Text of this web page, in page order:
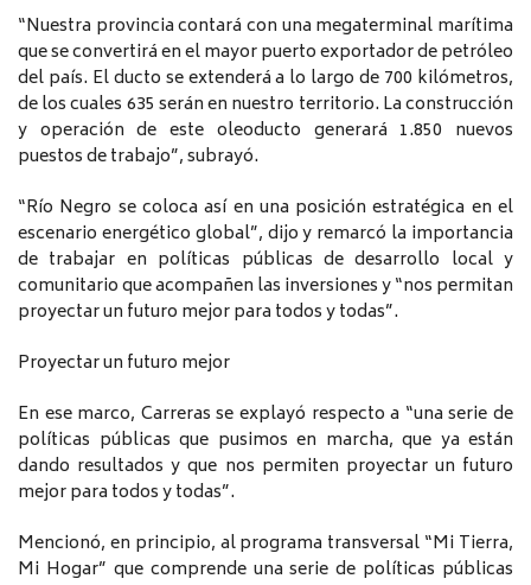
“Nuestra provincia contará con una megaterminal marítima
que se convertirá en el mayor puerto exportador de petróleo
del país. El ducto se extenderá a lo largo de 700 kilómetros,
de los cuales 635 serán en nuestro territorio. La construcción
y operación de este oleoducto generará 1.850 nuevos
puestos de trabajo”, subrayó.
“Río Negro se coloca así en una posición estratégica en el
escenario energético global”, dijo y remarcó la importancia
de trabajar en políticas públicas de desarrollo local y
comunitario que acompañen las inversiones y “nos permitan
proyectar un futuro mejor para todos y todas”.
Proyectar un futuro mejor
En ese marco, Carreras se explayó respecto a “una serie de
políticas públicas que pusimos en marcha, que ya están
dando resultados y que nos permiten proyectar un futuro
mejor para todos y todas”.
Mencionó, en principio, al programa transversal “Mi Tierra,
Mi Hogar” que comprende una serie de políticas públicas